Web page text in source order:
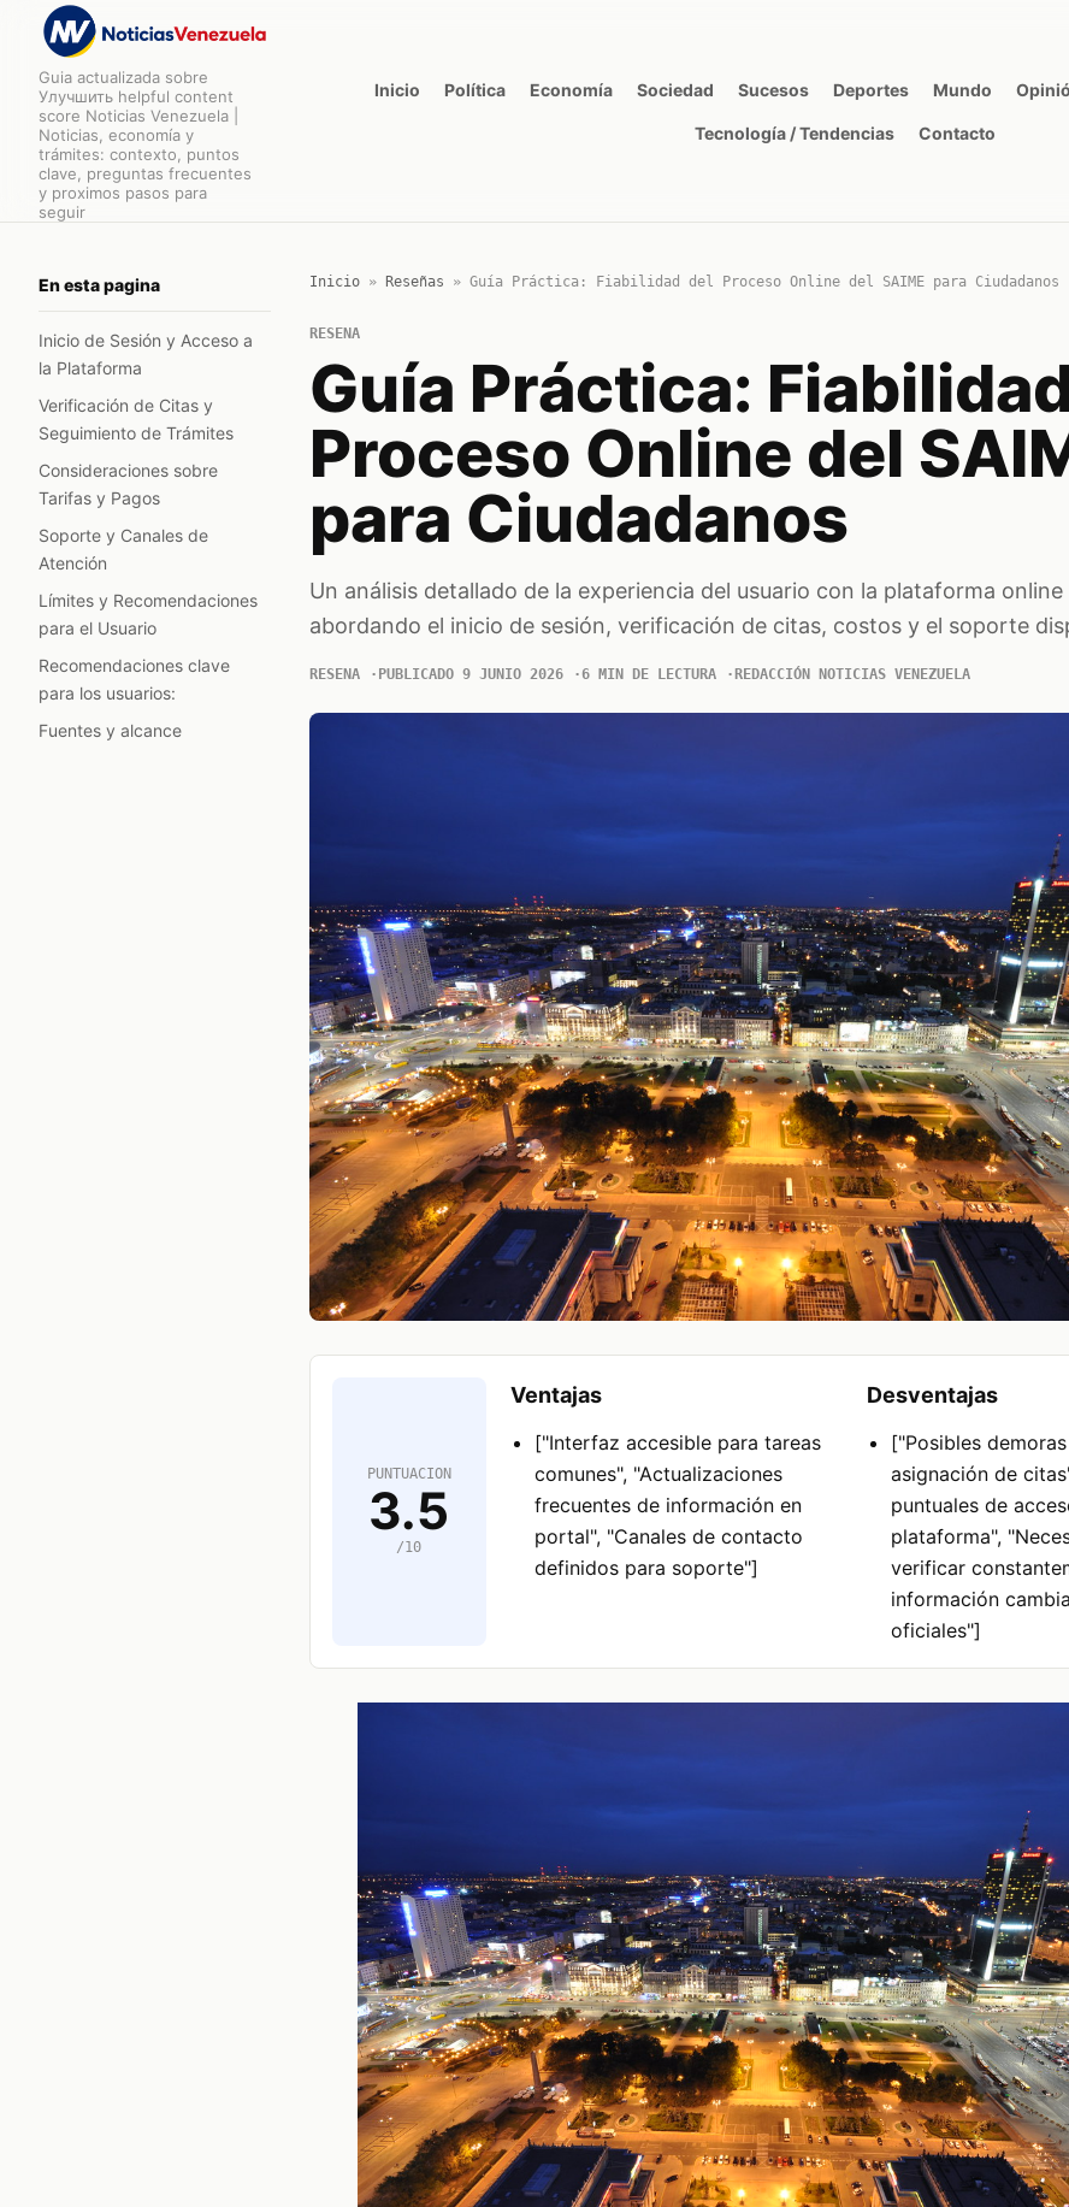
Guia actualizada sobre
Улучшить helpful content
score Noticias Venezuela |
Noticias, economía y
trámites: contexto, puntos
clave, preguntas frecuentes
y proximos pasos para
seguir
Inicio Política Economía Sociedad Sucesos Deportes Mundo
Tecnología / Tendencias Contacto
En esta pagina
Inicio de Sesión y Acceso a
la Plataforma
Verificación de Citas y
Seguimiento de Trámites
Consideraciones sobre
Tarifas y Pagos
Soporte y Canales de
Atención
Límites y Recomendaciones
para el Usuario
Recomendaciones clave
para los usuarios:
Fuentes y alcance
Inicio» Reseñas » Guía Práctica: Fiabilidad del Proceso Online del SAIME para Ciudadanos
RESENA
Guía Práctica:
Proceso Online del
para Ciudadanos
Un análisis detallado de la experiencia del usuario con la plataforma online
abordando el inicio de sesión, verificación de citas, costos y el soporte
RESENA PUBLICADO 9 JUNIO 2026 6 MIN DE LECTURA REDACCIÓN NOTICIAS VENEZUELA
PUNTUACION
3.5
/10
Ventajas
["Interfaz accesible para tareas
comunes", "Actualizaciones
frecuentes de información en
portal", "Canales de contacto
definidos para soporte"]
Desventajas
["Posibles
asignación de
puntuales de
plataforma",
verificar
información
oficiales"]